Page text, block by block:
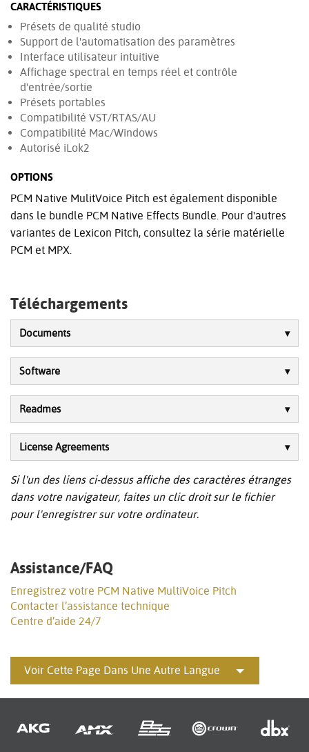
CARACTÉRISTIQUES
Présets de qualité studio
Support de l'automatisation des paramètres
Interface utilisateur intuitive
Affichage spectral en temps réel et contrôle
d'entrée/sortie
Présets portables
Compatibilité VST/RTAS/AU
Compatibilité Mac/Windows
Autorisé iLok2
OPTIONS
PCM Native MulitVoice Pitch est également disponible
dans le bundle PCM Native Effects Bundle. Pour d'autres
variantes de Lexicon Pitch, consultez la série matérielle
PCM et MPX.
Téléchargements
Documents
Software
Readmes
License Agreements
Si l'un des liens ci-dessus affiche des caractères étranges
dans votre navigateur, faites un clic droit sur le fichier
pour l'enregistrer sur votre ordinateur.
Assistance/FAQ
Enregistrez votre PCM Native MultiVoice Pitch
Contacter l’assistance technique
Centre d’aide 24/7
Voir Cette Page Dans Une Autre Langue